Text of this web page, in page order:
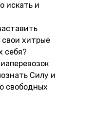
искать и
свои хитрые
себя?
Силу и
свободных